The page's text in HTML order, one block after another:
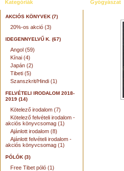
Kategóriák
AKCIÓS KÖNYVEK (7)
20%-os akció (3)
IDEGENNYELVŰ K. (67)
Angol (59)
Kínai (4)
Japán (2)
Tibeti (5)
Szanszkrit/Hindi (1)
FELVÉTELI IRODALOM 2018-
2019 (14)
Kötelező irodalom (7)
Kötelező felvételi irodalom -
akciós könyvcsomag (1)
Ajánlott irodalom (8)
Ajánlott felvételi irodalom -
akciós könyvcsomag (1)
PÓLÓK (3)
Free Tibet póló (1)
Gyógyászat